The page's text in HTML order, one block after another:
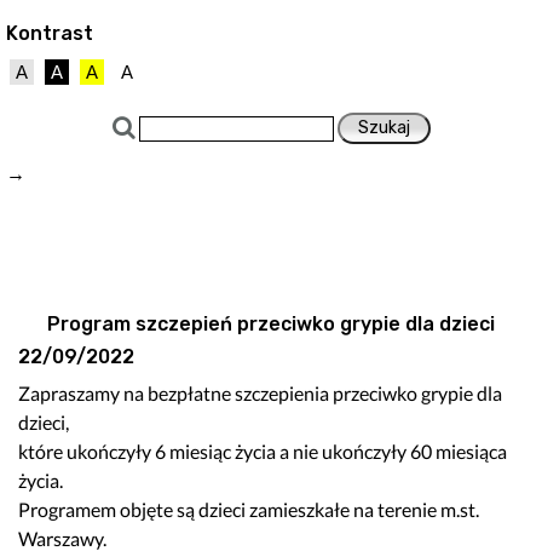
Kontrast
A A A A
→
Program szczepień przeciwko grypie dla dzieci
22/09/2022
Zapraszamy na bezpłatne szczepienia przeciwko grypie dla
dzieci,
które ukończyły 6 miesiąc życia a nie ukończyły 60 miesiąca
życia.
Programem objęte są dzieci zamieszkałe na terenie m.st.
Warszawy.